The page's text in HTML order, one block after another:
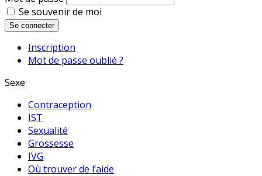
Se souvenir de moi
Se connecter
Inscription
Mot de passe oublié ?
Sexe
Contraception
IST
Sexualité
Grossesse
IVG
Où trouver de l’aide